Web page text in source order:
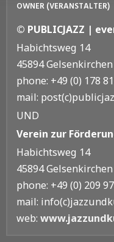
OWNER (VERANSTALTER)
© PUBLICJAZZ |
Habichtsweg 14
45894 Gelsenkirchen
phone: +49 (0) 178
mail:
UND
Verein zur
Habichtsweg 14
45894 Gelsenkirchen
phone: +49 (0) 209
mail:
web: